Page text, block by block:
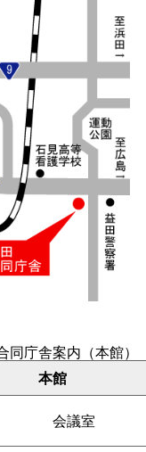
同庁舎案内（本館）
本館
会議室